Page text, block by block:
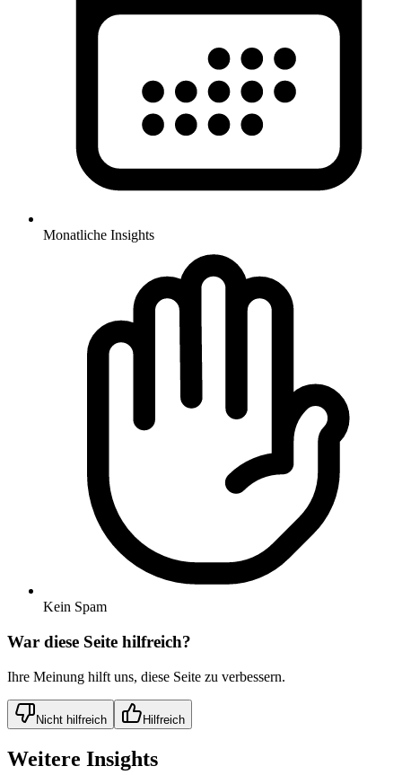
Monatliche Insights
Kein Spam
War diese Seite hilfreich?
Ihre Meinung hilft uns, diese Seite zu verbessern.
Nicht hilfreich Hilfreich
Weitere Insights